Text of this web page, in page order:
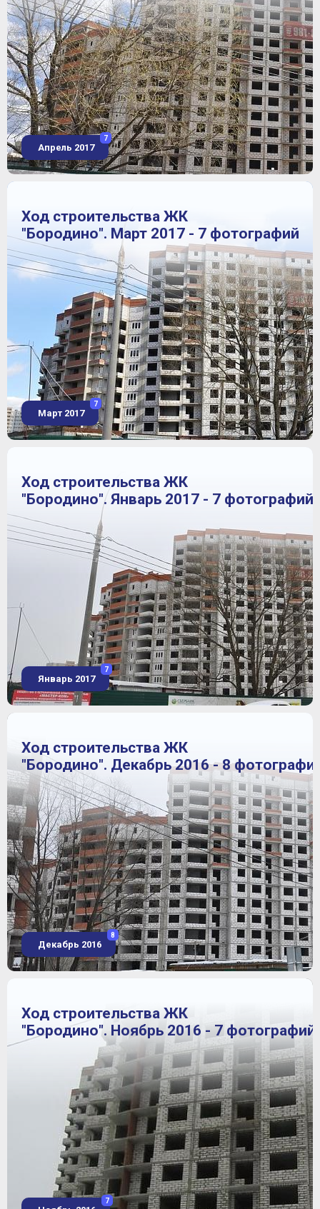
Апрель 2017
7
Ход строительства ЖК
"Бородино". Март 2017 - 7 фотографий
Март 2017
7
Ход строительства ЖК
"Бородино". Январь 2017 - 7 фотографий
Январь 2017
7
Ход строительства ЖК
"Бородино". Декабрь 2016 - 8
Декабрь 2016
8
Ход строительства ЖК
"Бородино". Ноябрь 2016 - 7 фотографий
7